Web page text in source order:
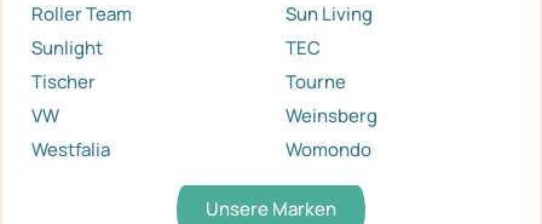
Roller Team
Sun Living
Sunlight
TEC
Tischer
Tourne
VW
Weinsberg
Westfalia
Womondo
Unsere Marken